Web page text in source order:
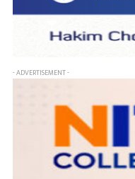
- ADVERTISEMENT -